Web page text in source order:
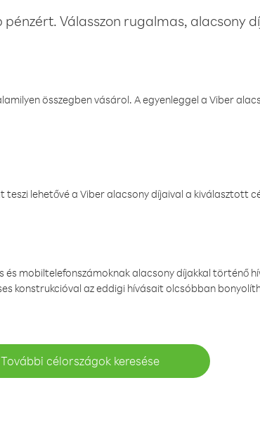
Válasszon rugalmas, alacsony
összegben vásárol. A egyenleggel a Viber
lehetővé a Viber alacsony díjaival a kiválasztott
és mobiltelefonszámoknak alacsony díjakkal történő
konstrukcióval az eddigi hívásait olcsóbban
További célországok keresése